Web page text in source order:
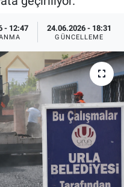
- 12:47 24.06.2026 - 18:31
GÜNCELLEME